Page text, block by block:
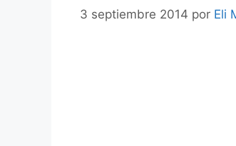
3 septiembre 2014 por Eli